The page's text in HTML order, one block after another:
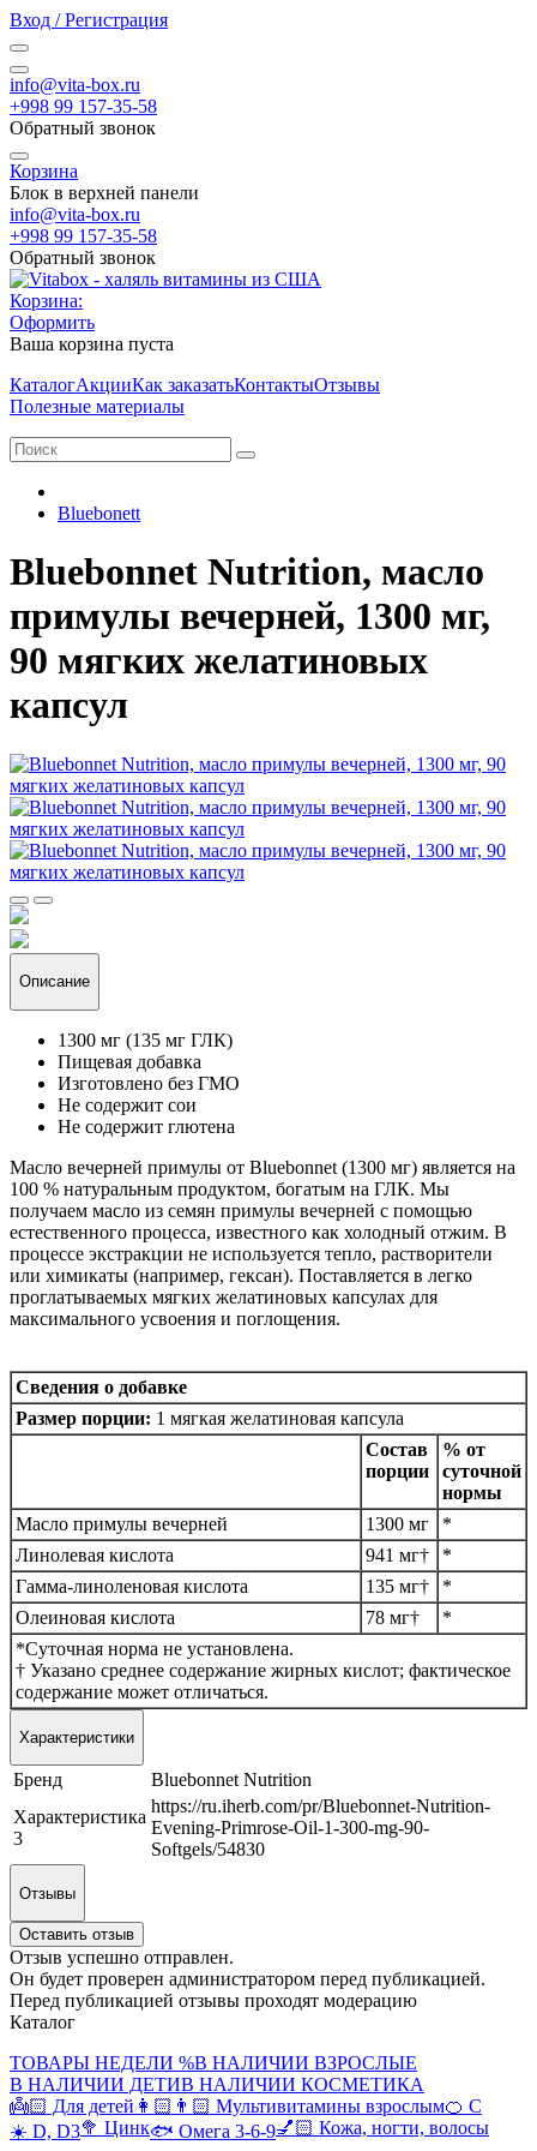
Вход / Регистрация
info@vita-box.ru
+998 99 157-35-58
Обратный звонок
Корзина
Блок в верхней панели
info@vita-box.ru
+998 99 157-35-58
Обратный звонок
Корзина:
Оформить
Ваша корзина пуста
КаталогАкцииКак заказатьКонтактыОтзывы
Полезные материалы
Bluebonett
Bluebonnet Nutrition, масло
примулы вечерней, 1300 мг,
90 мягких желатиновых
капсул
Описание
1300 мг (135 мг ГЛК)
Пищевая добавка
Изготовлено без ГМО
Не содержит сои
Не содержит глютена
Масло вечерней примулы от Bluebonnet (1300 мг) является на
100 % натуральным продуктом, богатым на ГЛК. Мы
получаем масло из семян примулы вечерней с помощью
естественного процесса, известного как холодный отжим. В
процессе экстракции не используется тепло, растворители
или химикаты (например, гексан). Поставляется в легко
проглатываемых мягких желатиновых капсулах для
максимального усвоения и поглощения.
Сведения о добавке
Размер порции: 1 мягкая желатиновая капсула
Состав
порции
% от
суточной
нормы
Масло примулы вечерней
1300 мг
*
Линолевая кислота
941 мг†
*
Гамма-линоленовая кислота
135 мг†
*
Олеиновая кислота
78 мг†
*
*Суточная норма не установлена.
† Указано среднее содержание жирных кислот; фактическое
содержание может отличаться.
Характеристики
Бренд
Bluebonnet Nutrition
Характеристика
3
https://ru.iherb.com/pr/Bluebonnet-Nutrition-
Evening-Primrose-Oil-1-300-mg-90-
Softgels/54830
Отзывы
Оставить отзыв
Отзыв успешно отправлен.
Он будет проверен администратором перед публикацией.
Перед публикацией отзывы проходят модерацию
Каталог
ТОВАРЫ НЕДЕЛИ %В НАЛИЧИИ ВЗРОСЛЫЕ
В НАЛИЧИИ ДЕТИВ НАЛИЧИИ КОСМЕТИКА
👼🏻 Для детей 👩🏻👨🏻 Мультивитамины взрослым🍊 С
☀️ D, D3🥦 Цинк🐟 Омега 3-6-9💅🏻 Кожа, ногти, волосы